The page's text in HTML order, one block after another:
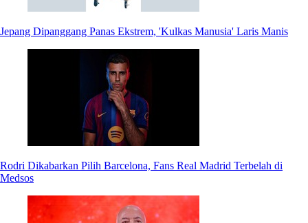
Jepang Dipanggang Panas Ekstrem, 'Kulkas Manusia' Laris Manis
Rodri Dikabarkan Pilih Barcelona, Fans Real Madrid Terbelah di
Medsos